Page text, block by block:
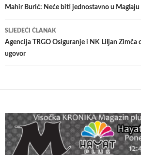
članaka
Mahir Burić: Neće biti jednostavno u Maglaju
SLJEDEĆI ČLANAK
Agencija TRGO Osiguranje i NK Liljan Zimča
ugovor